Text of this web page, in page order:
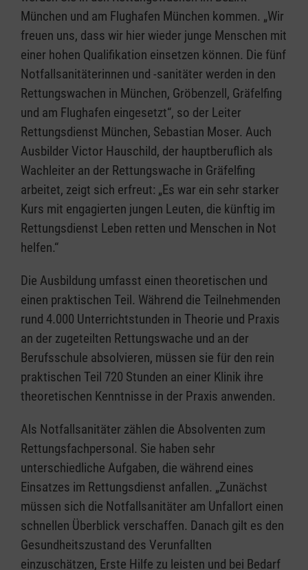
München und am Flughafen München kommen. „Wir
freuen uns, dass wir hier wieder junge Menschen mit
einer hohen Qualifikation einsetzen können. Die fünf
Notfallsanitäterinnen und -sanitäter werden in den
Rettungswachen in München, Gröbenzell, Gräfelfing
und am Flughafen eingesetzt“, so der Leiter
Rettungsdienst München, Sebastian Moser. Auch
Ausbilder Victor Hauschild, der hauptberuflich als
Wachleiter an der Rettungswache in Gräfelfing
arbeitet, zeigt sich erfreut: „Es war ein sehr starker
Kurs mit engagierten jungen Leuten, die künftig im
Rettungsdienst Leben retten und Menschen in Not
helfen.“
Die Ausbildung umfasst einen theoretischen und
einen praktischen Teil. Während die Teilnehmenden
rund 4.000 Unterrichtstunden in Theorie und Praxis
an der zugeteilten Rettungswache und an der
Berufsschule absolvieren, müssen sie für den rein
praktischen Teil 720 Stunden an einer Klinik ihre
theoretischen Kenntnisse in der Praxis anwenden.
Als Notfallsanitäter zählen die Absolventen zum
Rettungsfachpersonal. Sie haben sehr
unterschiedliche Aufgaben, die während eines
Einsatzes im Rettungsdienst anfallen. „Zunächst
müssen sich die Notfallsanitäter am Unfallort einen
schnellen Überblick verschaffen. Danach gilt es den
Gesundheitszustand des Verunfallten
einzuschätzen, Erste Hilfe zu leisten und bei Bedarf